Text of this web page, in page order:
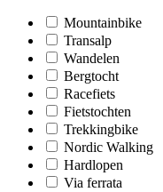
Mountainbike
Transalp
Wandelen
Bergtocht
Racefiets
Fietstochten
Trekkingbike
Nordic Walking
Hardlopen
Via ferrata